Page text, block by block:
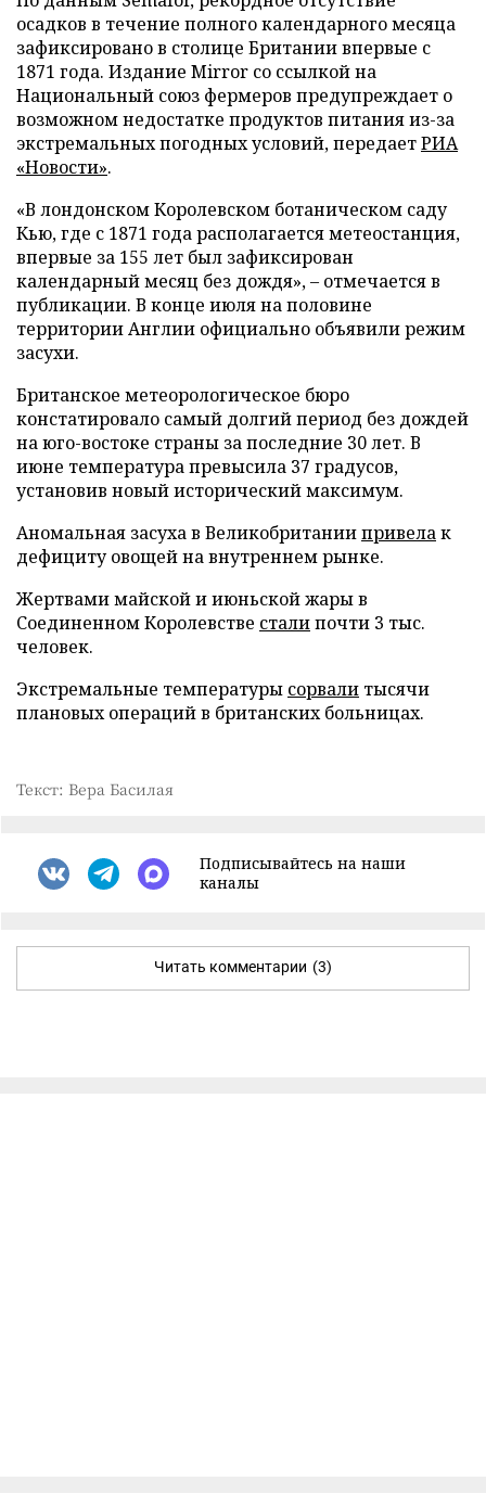
осадков в течение полного календарного месяца
зафиксировано в столице Британии впервые с
1871 года. Издание Mirror со ссылкой на
Национальный союз фермеров предупреждает о
возможном недостатке продуктов питания из-за
экстремальных погодных условий, передаетРИА
«Новости».
«В лондонском Королевском ботаническом саду
Кью, где с 1871 года располагается метеостанция,
впервые за 155 лет был зафиксирован
календарный месяц без дождя», – отмечается в
публикации. В конце июля на половине
территории Англии официально объявили режим
засухи.
Британское метеорологическое бюро
констатировало самый долгий период без дождей
на юго-востоке страны за последние 30 лет. В
июне температура превысила 37 градусов,
установив новый исторический максимум.
Аномальная засуха в Великобританиипривелак
дефициту овощей на внутреннем рынке.
Жертвами майской и июньской жары в
Соединенном Королевстве сталипочти 3 тыс.
человек.
Экстремальные температуры сорвали тысячи
плановых операций в британских больницах.
Текст: Вера Басилая
Подписывайтесь на наши
каналы
Читать комментарии (3)